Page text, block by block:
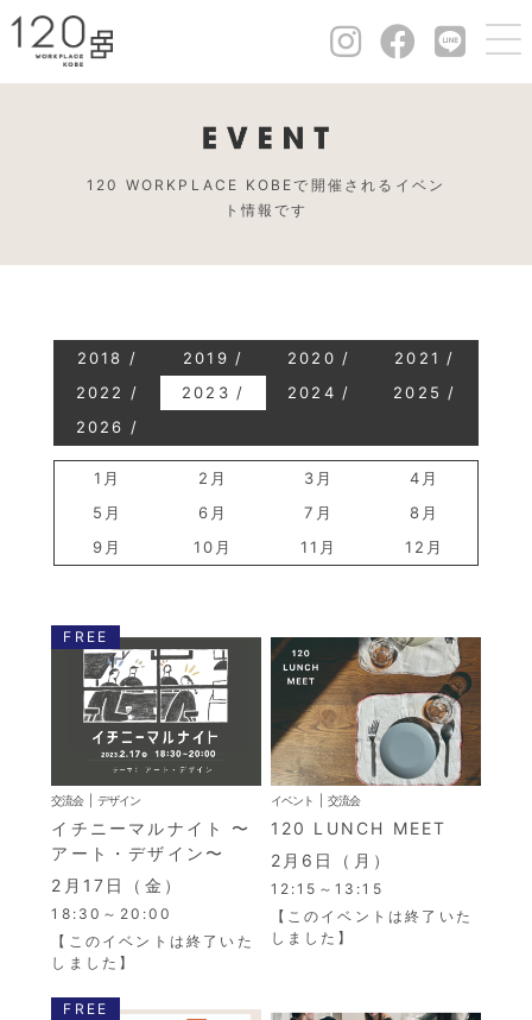
120 WORKPLACE KOBEで開催されるイベン
ト情報です
2018 2019 2020
2021
2022
2023 2024
2025
2026
1月 2月 3月
4月
5月
6月 7月
8月
9月
10月 11月 12月
FREE
交流会 デザイン
イチニーマルナイト 〜
アート・デザイン〜
2月17日（金）
18:30～20:00
【このイベントは終了いた
しました】
イベント 交流会
120 LUNCH MEET
2月6日（月）
12:15～13:15
【このイベントは終了いた
しました】
FREE